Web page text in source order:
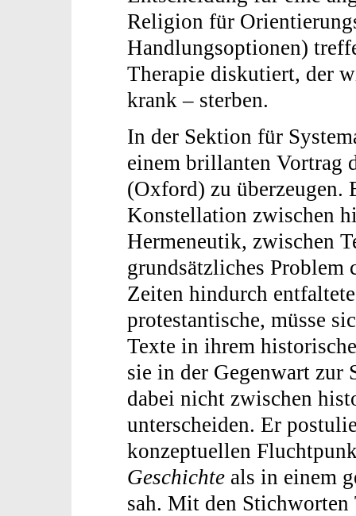
Religion für
Handlungsoptionen)
Therapie diskutiert, der
krank – sterben.
In der Sektion für
einem brillanten Vortrag
(Oxford) zu überzeugen.
Konstellation zwischen
Hermeneutik, zwischen
grundsätzliches
Zeiten hindurch
protestantische, müsse
Texte in ihrem
sie in der Gegenwart zur
dabei nicht zwischen
unterscheiden. Er
konzeptuellen
Geschichte als in einem
sah. Mit den